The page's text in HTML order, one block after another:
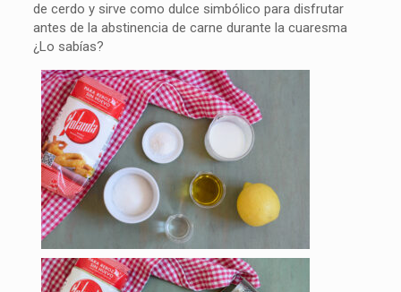
de cerdo y sirve como dulce simbólico para disfrutar
antes de la abstinencia de carne durante la cuaresma
¿Lo sabías?